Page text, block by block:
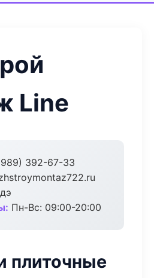
Line
392-67-33
Пн-Вс: 09:00-20:00
плиточные